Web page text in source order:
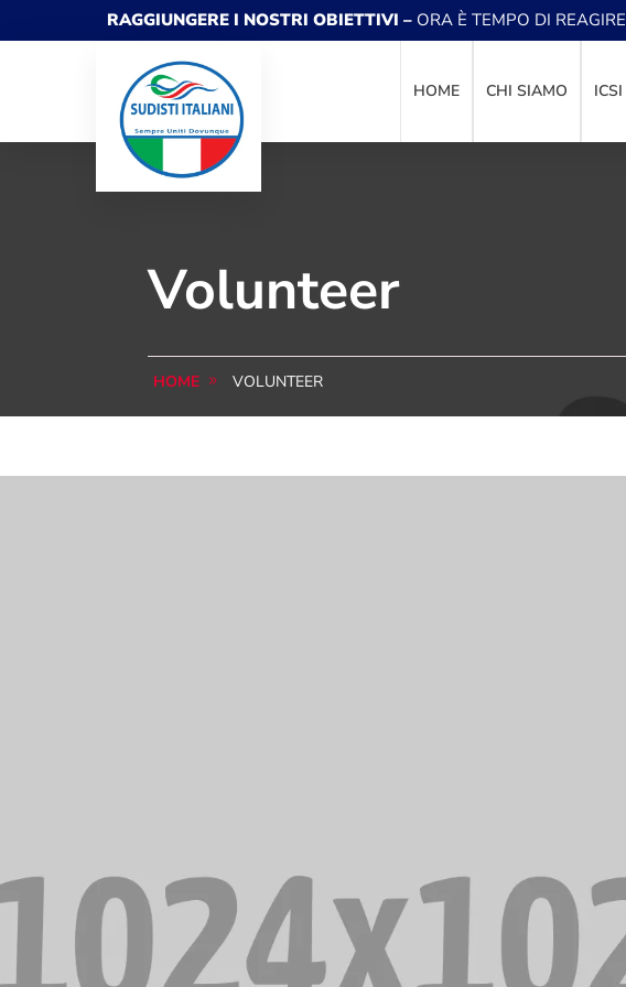
RAGGIUNGERE I NOSTRI OBIETTIVI – ORA È TEMPO DI REAGIRE
HOME CHI SIAMO ICSI
Volunteer
HOME VOLUNTEER